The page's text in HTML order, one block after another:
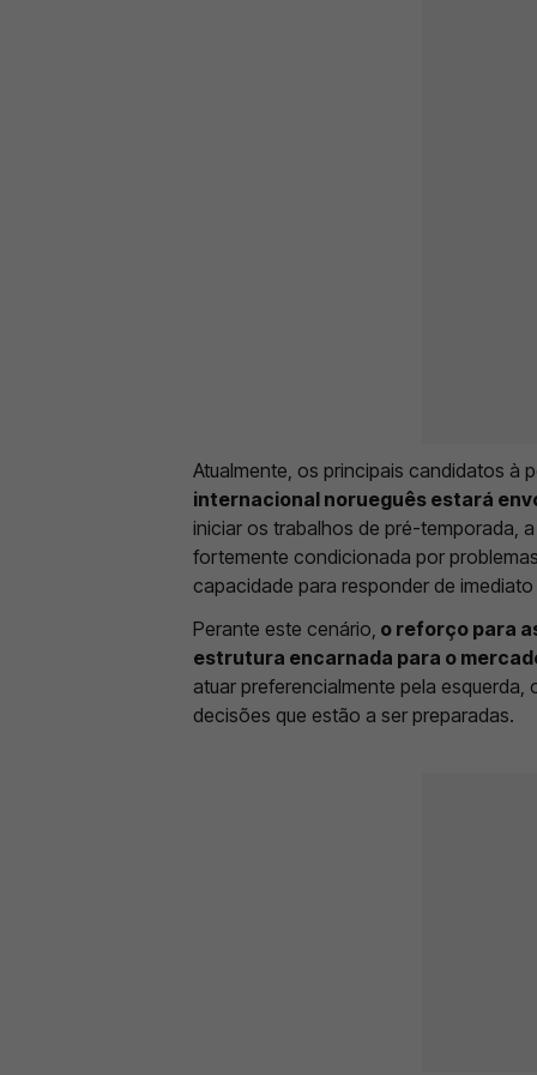
Atualmente, os principais candidatos à
internacional norueguês estará
iniciar os trabalhos de pré-temporada,
fortemente condicionada por
capacidade para responder de
Perante este cenário, o reforço para
estrutura encarnada para o
atuar preferencialmente pela
decisões que estão a ser preparadas.